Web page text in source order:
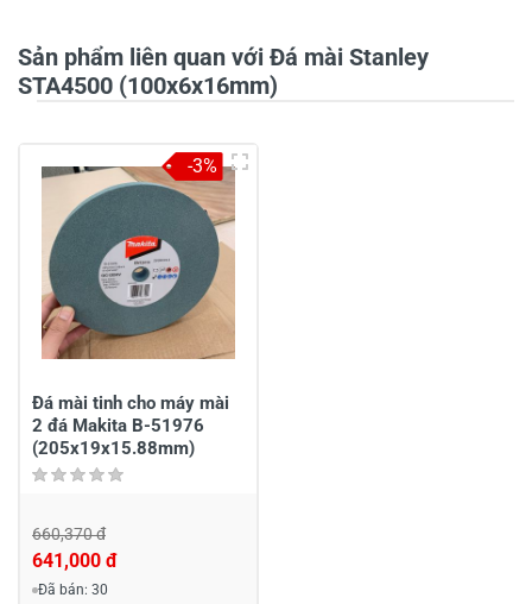
Tiêu đề của nhận xét *
Viết nhận xét của bạn vào bên dưới
Gửi nhận xét
Sản phẩm liên quan với Đá mài Stanley
STA4500 (100x6x16mm)
Đá mài tinh cho máy mài
2 đá Makita B-51976
(205x19x15.88mm)
660,370 đ
641,000 đ
Đã bán: 30
-3%